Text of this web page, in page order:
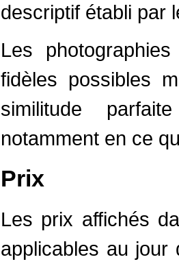
descriptif établi par
Les
fidèles possibles
similitude
notamment en ce
Prix
Les prix affichés
applicables au jour